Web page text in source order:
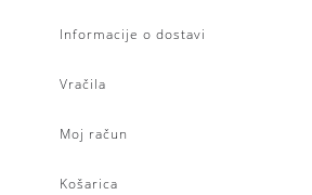
Informacije o dostavi
Vračila
Moj račun
Košarica